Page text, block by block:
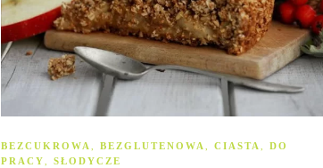
BEZCUKROWA BEZGLUTENOWA CIASTA
DO
PRACY
SŁODYCZE